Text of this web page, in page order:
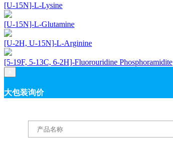
[U-15N]-L-Lysine
[U-15N]-L-Glutamine
[U-2H, U-15N]-L-Arginine
[5-19F, 5-13C, 6-2H]-Fluorouridine Phosphoramidite
大包装询价